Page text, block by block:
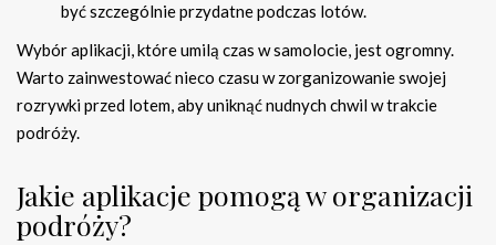
być szczególnie przydatne podczas lotów.
Wybór aplikacji, które umilą czas w samolocie, jest ogromny.
Warto zainwestować nieco czasu w zorganizowanie swojej
rozrywki przed lotem, aby uniknąć nudnych chwil w trakcie
podróży.
Jakie aplikacje pomogą w organizacji
podróży?